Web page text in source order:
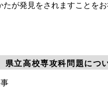
たが発見をされますことを
県立高校専攻科問題につ